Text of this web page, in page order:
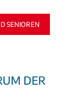
SENIOREN
DER